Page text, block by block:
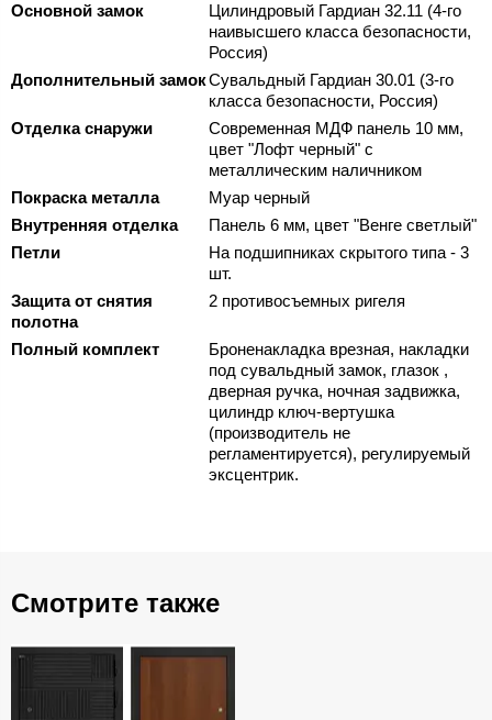
Основной замок
Цилиндровый Гардиан 32.11 (4-го
наивысшего класса безопасности,
Россия)
Дополнительный замокСувальдный Гардиан 30.01 (3-го
класса безопасности, Россия)
Отделка снаружи
Современная МДФ панель 10 мм,
цвет "Лофт черный" с
металлическим наличником
Покраска металла
Муар черный
Внутренняя отделка
Панель 6 мм, цвет "Венге светлый"
Петли
На подшипниках скрытого типа - 3
шт.
Защита от снятия
полотна
2 противосъемных ригеля
Полный комплект
Броненакладка врезная, накладки
под сувальдный замок, глазок ,
дверная ручка, ночная задвижка,
цилиндр ключ-вертушка
(производитель не
регламентируется), регулируемый
эксцентрик.
Смотрите также